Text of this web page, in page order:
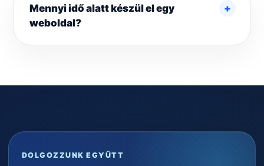
Mennyi idő alatt készül el egy
weboldal?
DOLGOZZUNK EGYÜTT